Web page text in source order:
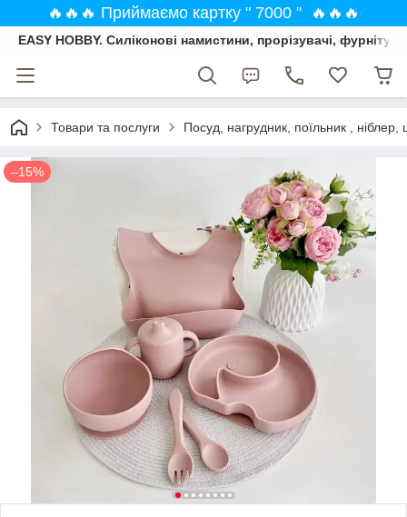
🔥🔥🔥 Приймаємо картку " 7000 " 🔥🔥🔥
EASY HOBBY. Силіконові намистини, прорізувачі,
Товари та послуги Посуд, нагрудник, поїльник , ніблер,
–15%